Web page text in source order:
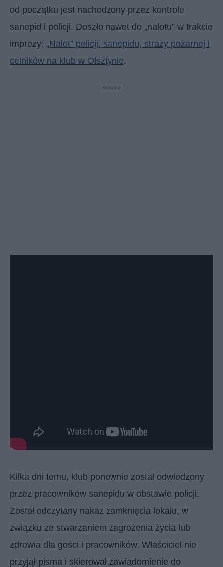
od początku jest nachodzony przez kontrole
sanepid i policji. Doszło nawet do „nalotu” w trakcie
imprezy: „Nalot” policji, sanepidu, straży pożarnej i
celników na klub w Olsztynie.
reklama
Kilka dni temu, klub ponownie został odwiedzony
przez pracowników sanepidu w obstawie policji.
Został odczytany nakaz zamknięcia lokalu, w
związku ze stwarzaniem zagrożenia życia lub
zdrowia dla gości i pracowników. Właściciel nie
przyjął pisma i skierował zawiadomienie do